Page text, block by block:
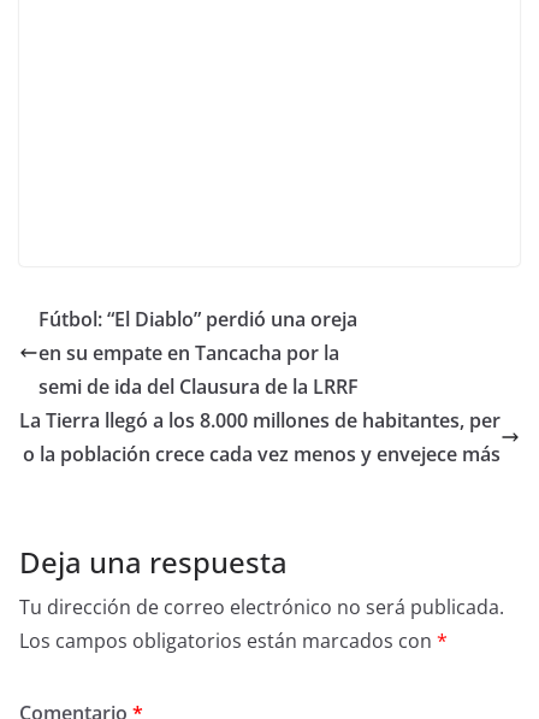
Fútbol: “El Diablo” perdió una oreja
en su empate en Tancacha por la
semi de ida del Clausura de la LRRF
La Tierra llegó a los 8.000 millones de habitantes, per
o la población crece cada vez menos y envejece más
Deja una respuesta
Tu dirección de correo electrónico no será publicada.
Los campos obligatorios están marcados con *
Comentario *